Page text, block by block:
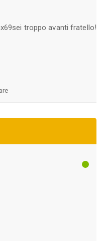
troppo avanti fratello!